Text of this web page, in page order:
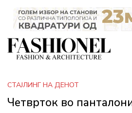
СТАЈЛИНГ НА ДЕНОТ
Четврток во